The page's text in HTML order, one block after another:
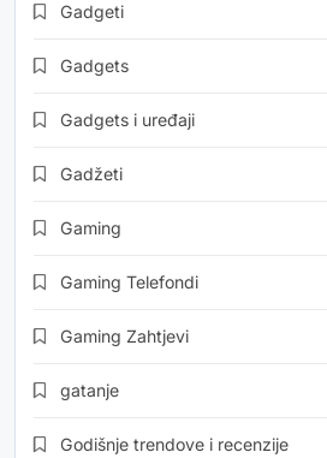
Gadgeti
Gadgets
Gadgets i uređaji
Gadžeti
Gaming
Gaming Telefondi
Gaming Zahtjevi
gatanje
Godišnje trendove i recenzije